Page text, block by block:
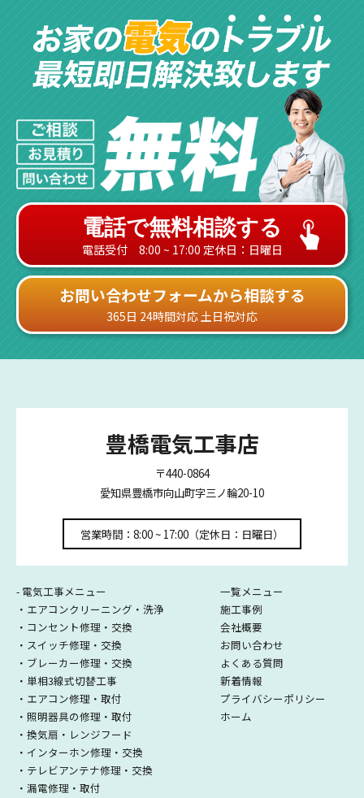
電話で無料相談する
電話受付 8:00 ~ 17:00 定休日：日曜日
お問い合わせフォームから相談する
365日 24時間対応 土日祝対応
豊橋電気工事店
〒440-0864
愛知県豊橋市向山町字三ノ輪20-10
営業時間：8:00 ~ 17:00（定休日：日曜日）
- 電気工事メニュー
・エアコンクリーニング・洗浄
・コンセント修理・交換
・スイッチ修理・交換
・ブレーカー修理・交換
・単相3線式切替工事
・エアコン修理・取付
・照明器具の修理・取付
・換気扇・レンジフード
・インターホン修理・交換
・テレビアンテナ修理・交換
・漏電修理・取付
一覧メニュー
施工事例
会社概要
お問い合わせ
よくある質問
新着情報
プライバシーポリシー
ホーム